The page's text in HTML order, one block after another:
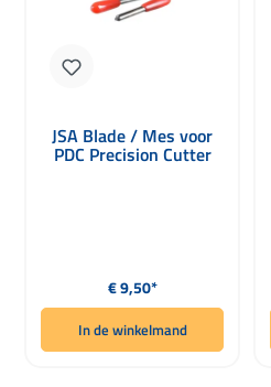
JSA Blade / Mes voor
PDC Precision Cutter
Normale prijs:
€ 9,50*
In de winkelmand